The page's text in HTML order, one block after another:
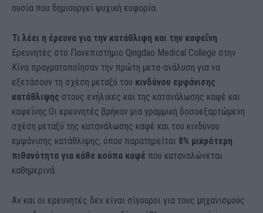
ουσία που δημιουργεί ψυχική ευφορία.
Τι λέει η έρευνα για την κατάθλιψη και την καφεΐνη
Ερευνητές στο Πανεπιστήμιο Qingdao Medical College στην
Κίνα πραγματοποίησαν την πρώτη μετα-ανάλυση για να
εξετάσουν τη σχέση μεταξύ του κινδύνου εμφάνισης
κατάθλιψης στους ενήλικες και της κατανάλωσης καφέ και
καφεΐνης.Οι ερευνητές βρήκαν μια γραμμική δοσοεξαρτώμενη
σχέση μεταξύ της κατανάλωσης καφέ και του κινδύνου
εμφάνισης κατάθλιψης, όπου παρατηρείται 8% μικρότερη
πιθανότητα για κάθε κούπα καφέ που καταναλώνεται
καθημερινά.
Αν και οι ερευνητές δεν είναι σίγουροι για τους μηχανισμούς